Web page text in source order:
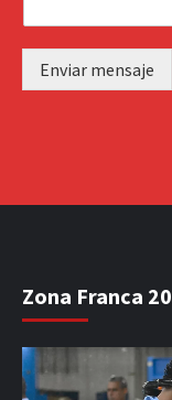
Enviar mensaje
Zona Franca
Reproductor
de